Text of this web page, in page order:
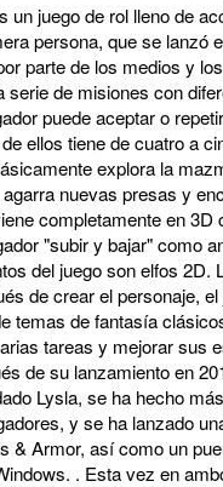
un juego de rol lleno de
persona, que se lanzó
parte de los medios y
serie de misiones con
puede aceptar o
ellos tiene de cuatro a
explora la
nuevas presas y
completamente en 3D
"subir y bajar" como
del juego son elfos 2D.
de crear el personaje, el
temas de fantasía
tareas y mejorar sus
de su lanzamiento en
Lysla, se ha hecho
y se ha lanzado
& Armor, así como un
. Esta vez en